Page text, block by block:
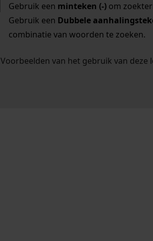
Gebruik een minteken (-)om
Gebruik een Dubbele
combinatie van woorden te zoeken.
Voorbeelden van het gebruik van